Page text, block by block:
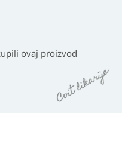
ovaj proizvod